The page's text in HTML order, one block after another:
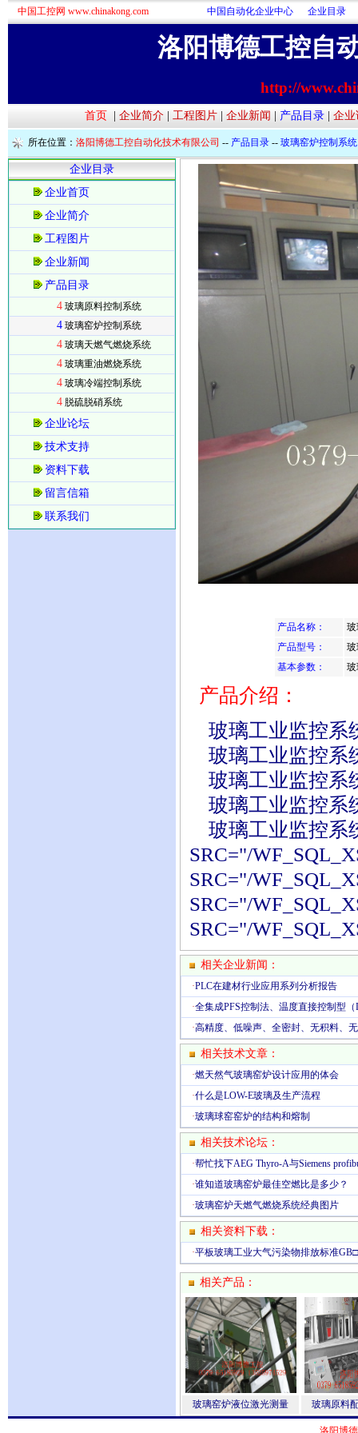
中国工控网 www.chinakong.com 中国自动化企业中心 企业目录
洛阳博德工控自
http://
首页 企业简介| 工程图片| 企业新闻 产品目录| 企业
所在位置： 洛阳博德工控自动化技术有限公司 -- 产品目录 -- 玻璃窑炉控制系统
企业目录
企业首页
企业简介
工程图片
企业新闻
产品目录
4 玻璃原料控制系统
4 玻璃窑炉控制系统
4 玻璃天燃气燃烧系统
4 玻璃重油燃烧系统
4 玻璃冷端控制系统
4 脱硫脱硝系统
企业论坛
技术支持
资料下载
留言信箱
联系我们
产品名称：
产品型号：
基本参数：
产品介绍：
玻璃工业监控系
玻璃工业监控系
玻璃工业监控系
玻璃工业监控系
玻璃工业监控系
SRC="/
SRC="/
SRC="/
SRC="/
相关企业新闻：
·PLC在建材行业应用系列分析报告
·全集成PFS控制法、温度直接控制型
·高精度、低噪声、全密封、无积料、
相关技术文章：
·燃天然气玻璃窑炉设计应用的体会
·什么是LOW-E玻璃及生产流程
·玻璃球窑窑炉的结构和熔制
相关技术论坛：
·帮忙找下AEG Thyro-A与Siemens
·谁知道玻璃窑炉最佳空燃比是多少？
·玻璃窑炉天燃气燃烧系统经典图片
相关资料下载：
·平板玻璃工业大气污染物排放标准
相关产品：
玻璃窑炉液位激光测量 玻璃原料
洛阳博